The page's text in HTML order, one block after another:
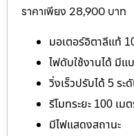
ราคาเพียง 28,900 บาท
มอเตอร์อิตาลีแท้
ไฟดับใช้งานได้ มีแ
วิ่งเร็วปรับได้ 5 ระ
รีโมทระยะ 100 เม
มีไฟแสดงสถานะ